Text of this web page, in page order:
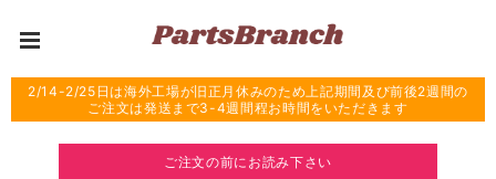
2/14-2/25日は海外工場が旧正月休みのため上記期間及び前後2週間の
ご注文は発送まで3-4週間程お時間をいただきます
ご注文の前にお読み下さい